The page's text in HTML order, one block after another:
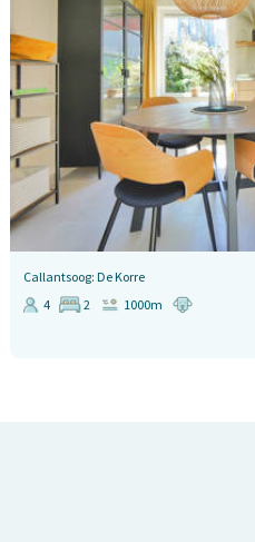
Callantsoog: De Korre
4 2
1000m